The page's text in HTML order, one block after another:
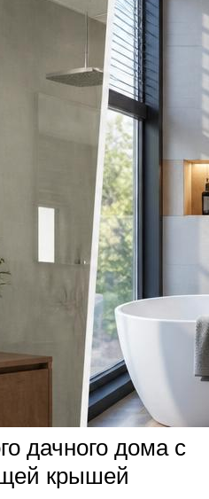
дачного дома с
крышей